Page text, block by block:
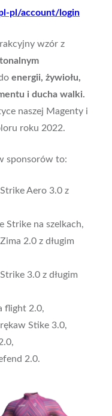
pl/account/login
wzór z
energii, żywiołu,
i ducha walki.
naszej Magenty i
roku 2022.
sponsorów to:
Aero 3.0 z
Strike na szelkach,
2.0 z długim
3.0 z długim
flight 2.0,
Stike 3.0,
2.0.